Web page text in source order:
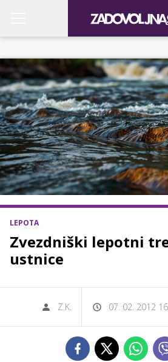
LEPOTA
Zvezdniški lepotni
ustnice
Z.K. 07. 02. 2012